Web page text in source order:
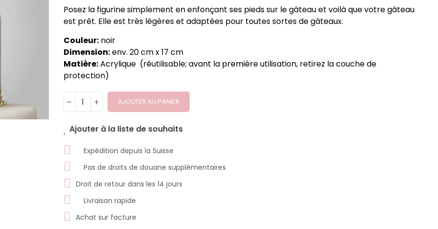
Posez la figurine simplement en enfonçant ses pieds sur le gâteau et voilà que votre gâteau
est prêt. Elle est très légères et adaptées pour toutes sortes de gâteaux.
Couleur:noir
Dimension:env. 20cm x 17 cm
Matière:Acrylique (réutilisable; avant la première utilisation, retirez la couche de
protection)
AJOUTER AU PANIER
Ajouter à la liste de souhaits
Expédition depuis la Suisse
Pas de droits de douane supplémentaires
Droit de retour dans les 14 jours
Livraison rapide
Achat sur facture